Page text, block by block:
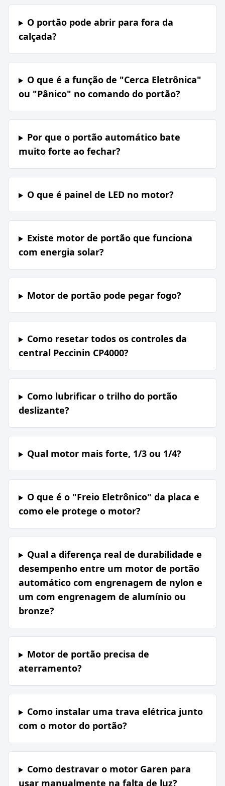
O portão pode abrir para fora da
calçada?
O que é a função de "Cerca Eletrônica"
ou "Pânico" no comando do portão?
Por que o portão automático bate
muito forte ao fechar?
O que é painel de LED no motor?
Existe motor de portão que funciona
com energia solar?
Motor de portão pode pegar fogo?
Como resetar todos os controles da
central Peccinin CP4000?
Como lubrificar o trilho do portão
deslizante?
Qual motor mais forte, 1/3 ou 1/4?
O que é o "Freio Eletrônico" da placa e
como ele protege o motor?
Qual a diferença real de durabilidade e
desempenho entre um motor de portão
automático com engrenagem de nylon e
um com engrenagem de alumínio ou
bronze?
Motor de portão precisa de
aterramento?
Como instalar uma trava elétrica junto
com o motor do portão?
Como destravar o motor Garen para
usar manualmente na falta de luz?